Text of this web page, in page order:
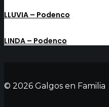
LLUVIA – Podenco
LINDA – Podenco
© 2026 Galgos en Familia